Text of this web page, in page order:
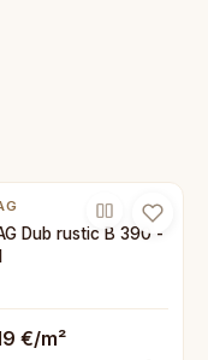
Dub rustic B 390 -
€/m²